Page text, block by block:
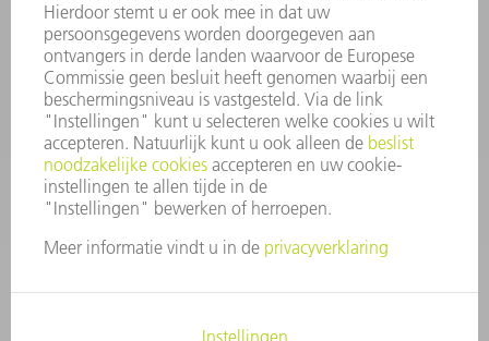
Algemene voorwaarden
CONTACT
+31 88 4002 400
Ma. - vr. 8.00 - 17.00 uur
onderdelen.tnl@de.trumpf.com